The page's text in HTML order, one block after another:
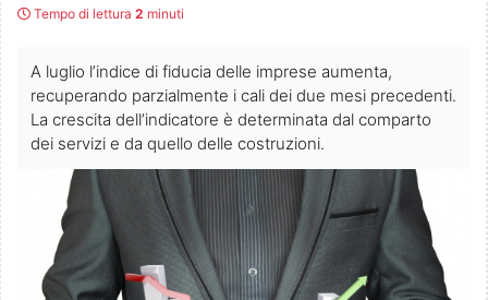
Tempo di lettura 2 minuti
A luglio l’indice di fiducia delle imprese aumenta,
recuperando parzialmente i cali dei due mesi precedenti.
La crescita dell’indicatore è determinata dal comparto
dei servizi e da quello delle costruzioni.